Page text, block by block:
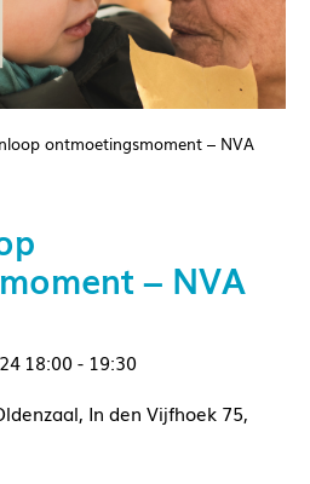
ontmoetingsmoment – NVA
– NVA
18:00 - 19:30
In den Vijfhoek 75,